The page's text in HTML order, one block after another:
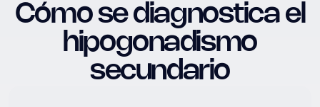
Cómo se diagnostica el
hipogonadismo
secundario